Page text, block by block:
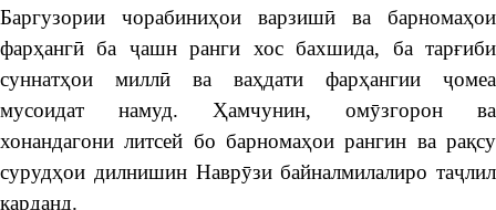
Баргузории чорабиниҳои варзишӣ ва барномаҳои
фарҳангӣ ба ҷашн ранги хос бахшида, ба тарғиби
суннатҳои миллӣ ва ваҳдати фарҳангии ҷомеа
мусоидат намуд. Ҳамчунин, омӯзгорон ва
хонандагони литсей бо барномаҳои рангин ва рақсу
сурудҳои дилнишин Наврӯзи байналмилалиро таҷлил
карданд.